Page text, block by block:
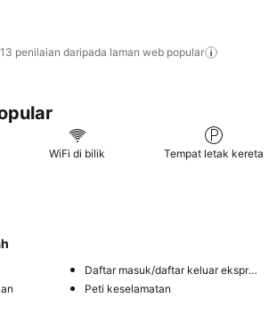
penilaian daripada laman web popular
WiFi di bilik Tempat letak kereta
Daftar masuk/daftar keluar ekspres
Peti keselamatan